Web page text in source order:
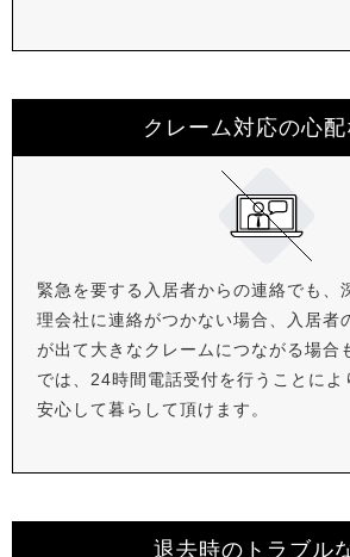
クレーム対応の心配
緊急を要する入居者からの連絡でも、
理会社に連絡がつかない場合、入居者
が出て大きなクレームにつながる場合
では、24時間電話受付を行うことによ
安心して暮らして頂けます。
退去時のトラブル